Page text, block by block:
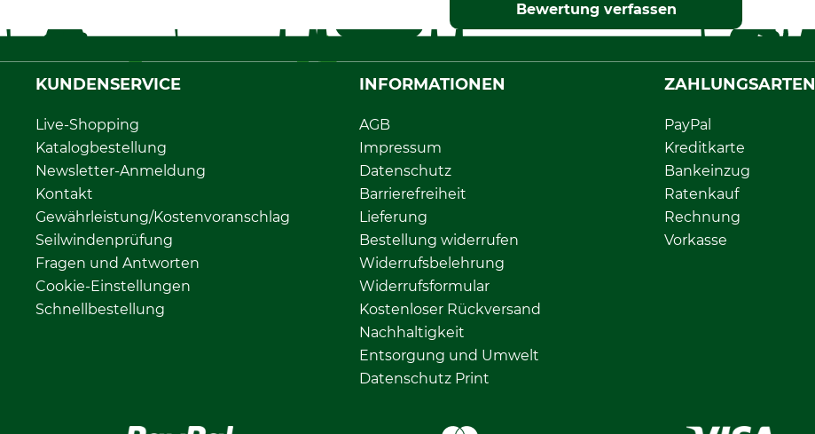
Bewertung verfassen
KUNDENSERVICE
Live-Shopping
Katalogbestellung
Newsletter-Anmeldung
Kontakt
Gewährleistung/Kostenvoranschlag
Seilwindenprüfung
Fragen und Antworten
Cookie-Einstellungen
Schnellbestellung
INFORMATIONEN
AGB
Impressum
Datenschutz
Barrierefreiheit
Lieferung
Bestellung widerrufen
Widerrufsbelehrung
Widerrufsformular
Kostenloser Rückversand
Nachhaltigkeit
Entsorgung und Umwelt
Datenschutz Print
ZAHLUNGSARTEN
PayPal
Kreditkarte
Bankeinzug
Ratenkauf
Rechnung
Vorkasse